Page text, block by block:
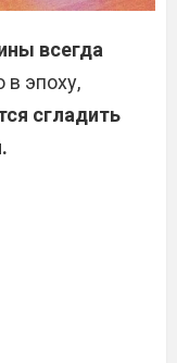
всегда
в эпоху,
сгладить